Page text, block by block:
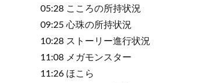
05:28 こころの所持状況
09:25 心珠の所持状況
10:28 ストーリー進行状況
11:08 メガモンスター
11:26 ほこら